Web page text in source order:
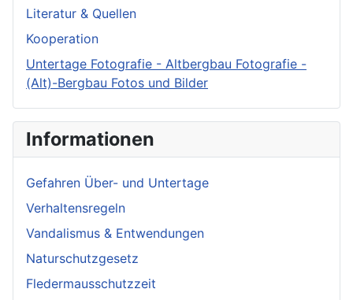
Literatur & Quellen
Kooperation
Untertage Fotografie - Altbergbau Fotografie -
(Alt)-Bergbau Fotos und Bilder
Informationen
Gefahren Über- und Untertage
Verhaltensregeln
Vandalismus & Entwendungen
Naturschutzgesetz
Fledermausschutzzeit